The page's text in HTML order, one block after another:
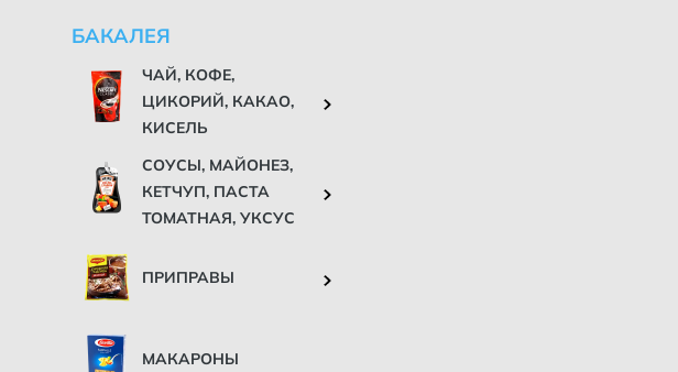
БАКАЛЕЯ
ЧАЙ, КОФЕ,
ЦИКОРИЙ, КАКАО,
КИСЕЛЬ
СОУСЫ, МАЙОНЕЗ,
КЕТЧУП, ПАСТА
ТОМАТНАЯ, УКСУС
ПРИПРАВЫ
МАКАРОНЫ